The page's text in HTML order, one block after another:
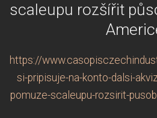
scaleupu rozšířit
https://
si-pripisuje-na-konto-dalsi-
pomuze-scaleupu-rozsirit-